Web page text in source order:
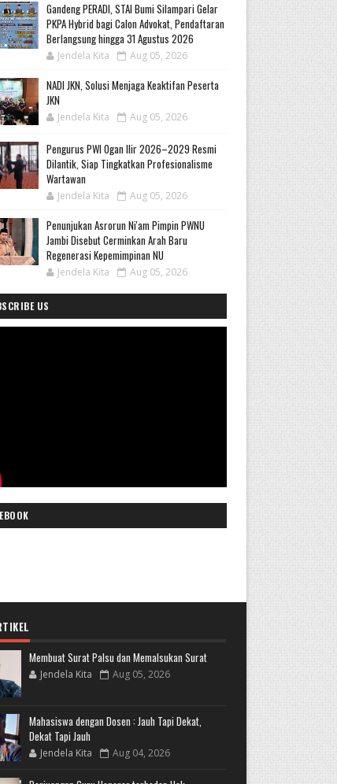
Gandeng PERADI, STAI Bumi Silampari Gelar
PKPA Hybrid bagi Calon Advokat, Pendaftaran
Berlangsung hingga 31 Agustus 2026
Jendela Kita Aug 05, 2026
NADI JKN, Solusi Menjaga Keaktifan Peserta
JKN
Jendela Kita Aug 05, 2026
Pengurus PWI Ogan Ilir 2026–2029 Resmi
Dilantik, Siap Tingkatkan Profesionalisme
Wartawan
Jendela Kita Aug 05, 2026
Penunjukan Asrorun Ni'am Pimpin PWNU
Jambi Disebut Cerminkan Arah Baru
Regenerasi Kepemimpinan NU
Jendela Kita Aug 05, 2026
US
Membuat Surat Palsu dan Memalsukan Surat
Jendela Kita Aug 05, 2026
Mahasiswa dengan Dosen : Jauh Tapi Dekat,
Dekat Tapi Jauh
Jendela Kita Aug 04, 2026